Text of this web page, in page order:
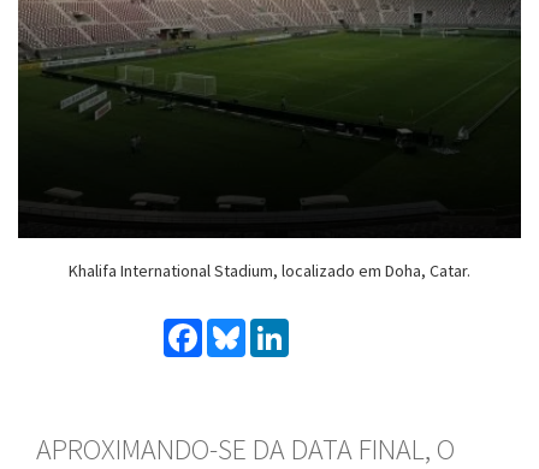
Khalifa International Stadium, localizado em Doha, Catar.
Facebook
Bluesky
APROXIMANDO-SE DA DATA FINAL, O